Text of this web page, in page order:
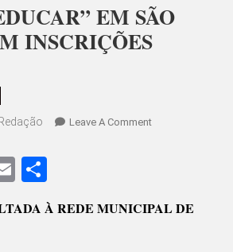
EM SÃO
INSCRIÇÕES
Leave A CommentOn
BENTO
EmailShare
À REDE MUNICIPAL DE